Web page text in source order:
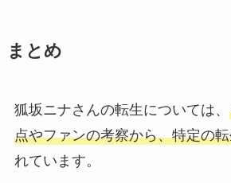
まとめ
狐坂ニナさんの転生については、
点やファンの考察から、特定の
れています。